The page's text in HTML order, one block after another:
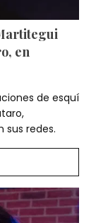
en
de esquí
redes.